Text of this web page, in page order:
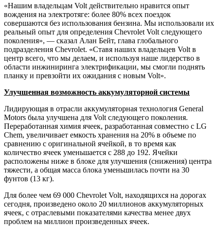
«Нашим владельцам Volt действительно нравится опыт
вождения на электротяге: более 80% всех поездок
совершаются без использования бензина. Мы использовали их
реальный опыт для определения Chevrolet Volt следующего
поколения», — сказал Алан Бейт, глава глобального
подразделения Chevrolet. «Ставя наших владельцев Volt в
центр всего, что мы делаем, и используя наше лидерство в
области инжиниринга электрификации, мы смогли поднять
планку и превзойти их ожидания с новым Volt».
Улучшенная возможность аккумуляторной системы
Лидирующая в отрасли аккумуляторная технология General
Motors была улучшена для Volt следующего поколения.
Переработанная химия ячеек, разработанная совместно с LG
Chem, увеличивает емкость хранения на 20% в объеме по
сравнению с оригинальной ячейкой, в то время как
количество ячеек уменьшается с 288 до 192. Ячейки
расположены ниже в блоке для улучшения (снижения) центра
тяжести, а общая масса блока уменьшилась почти на 30
фунтов (13 кг).
Для более чем 69 000 Chevrolet Volt, находящихся на дорогах
сегодня, произведено около 20 миллионов аккумуляторных
ячеек, с отраслевыми показателями качества менее двух
проблем на миллион произведенных ячеек.